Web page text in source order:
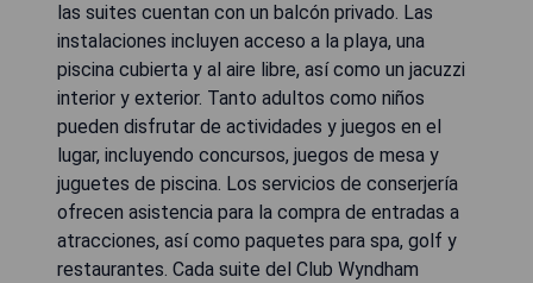
las suites cuentan con un balcón privado. Las
instalaciones incluyen acceso a la playa, una
piscina cubierta y al aire libre, así como un jacuzzi
interior y exterior. Tanto adultos como niños
pueden disfrutar de actividades y juegos en el
lugar, incluyendo concursos, juegos de mesa y
juguetes de piscina. Los servicios de conserjería
ofrecen asistencia para la compra de entradas a
atracciones, así como paquetes para spa, golf y
restaurantes. Cada suite del Club Wyndham